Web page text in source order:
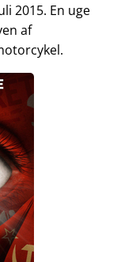
2015. En uge
af